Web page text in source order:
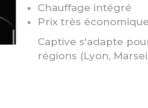
Chauffage intégré
Prix très
Captive s'adapte
régions (Lyon,